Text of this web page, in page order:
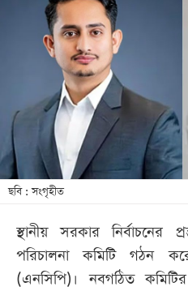
আন্তর্জাতিক
সারাদেশ
বিনোদন
লাইফ
স্টাইল
শিক্ষা
সব
বিভাগ
ছবি : সংগৃহীত
স্থানীয় সরকার নির্বাচনের
পরিচালনা কমিটি গঠন
(এনসিপি)। নবগঠিত কমিটির